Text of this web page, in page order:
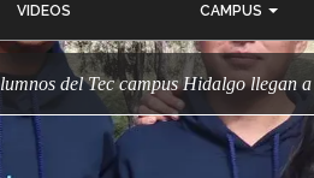
VIDEOS CAMPUS
Alumnos del Tec campus Hidalgo